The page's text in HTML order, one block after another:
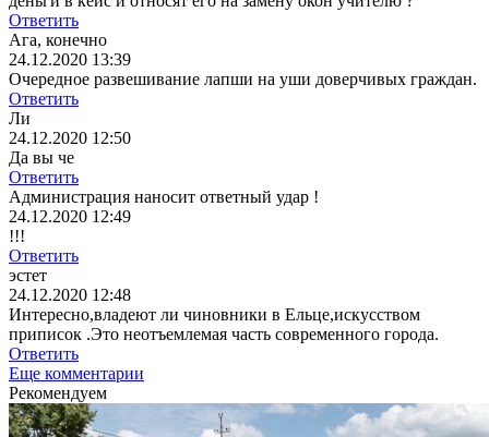
Ответить
Ага, конечно
24.12.2020 13:39
Очередное развешивание лапши на уши доверчивых граждан.
Ответить
Ли
24.12.2020 12:50
Да вы че
Ответить
Администрация наносит ответный удар !
24.12.2020 12:49
!!!
Ответить
эстет
24.12.2020 12:48
Интересно,владеют ли чиновники в Ельце,искусством
приписок .Это неотъемлемая часть современного города.
Ответить
Еще комментарии
Рекомендуем